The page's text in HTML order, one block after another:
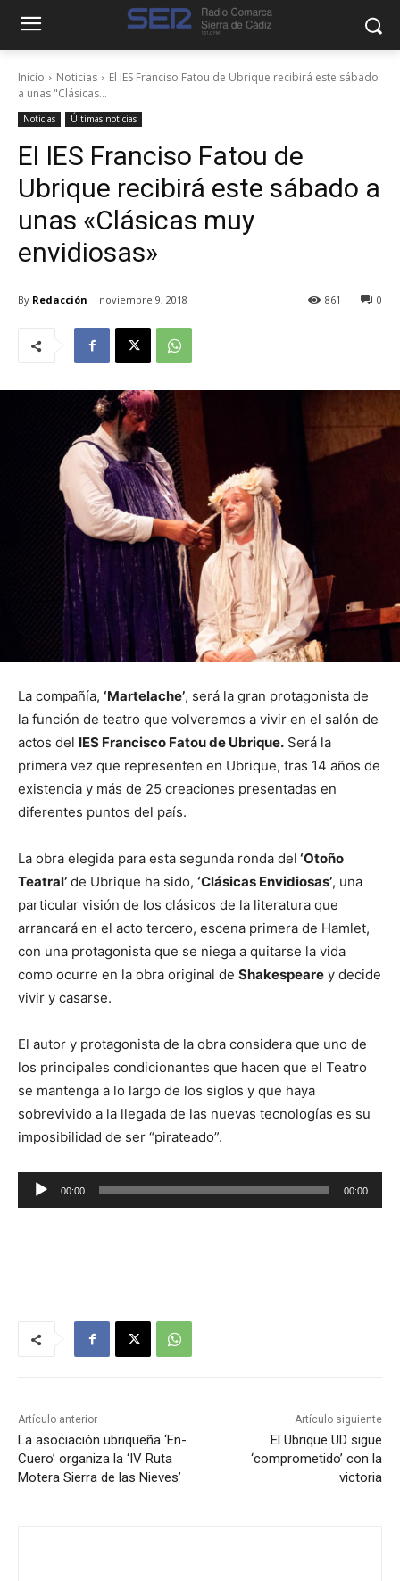
Inicio Noticias
El IES Franciso Fatou de Ubrique recibirá este sábado
a unas "Clásicas...
Noticias Últimas noticias
El IES Franciso Fatou de
Ubrique recibirá este sábado a
unas «Clásicas muy
envidiosas»
By Redacción noviembre 9, 2018 0
861
La compañía, ‘Martelache’, será la gran protagonista de
la función de teatro que volveremos a vivir en el salón de
actos del IES Francisco Fatou de Ubrique. Será la
primera vez que representen en Ubrique, tras 14 años de
existencia y más de 25 creaciones presentadas en
diferentes puntos del país.
La obra elegida para esta segunda ronda del ‘Otoño
Teatral’ de Ubrique ha sido, ‘Clásicas Envidiosas’, una
particular visión de los clásicos de la literatura que
arrancará en el acto tercero, escena primera de Hamlet,
con una protagonista que se niega a quitarse la vida
como ocurre en la obra original de Shakespeare y decide
vivir y casarse.
El autor y protagonista de la obra considera que uno de
los principales condicionantes que hacen que el Teatro
se mantenga a lo largo de los siglos y que haya
sobrevivido a la llegada de las nuevas tecnologías es su
imposibilidad de ser “pirateado”.
e
r
d
e
a
00:00 00:00
Artículo anterior
La asociación ubriqueña ‘En-
Cuero’ organiza la ‘IV Ruta
Motera Sierra de las Nieves’
Artículo siguiente
El Ubrique UD sigue
‘comprometido’ con la
victoria